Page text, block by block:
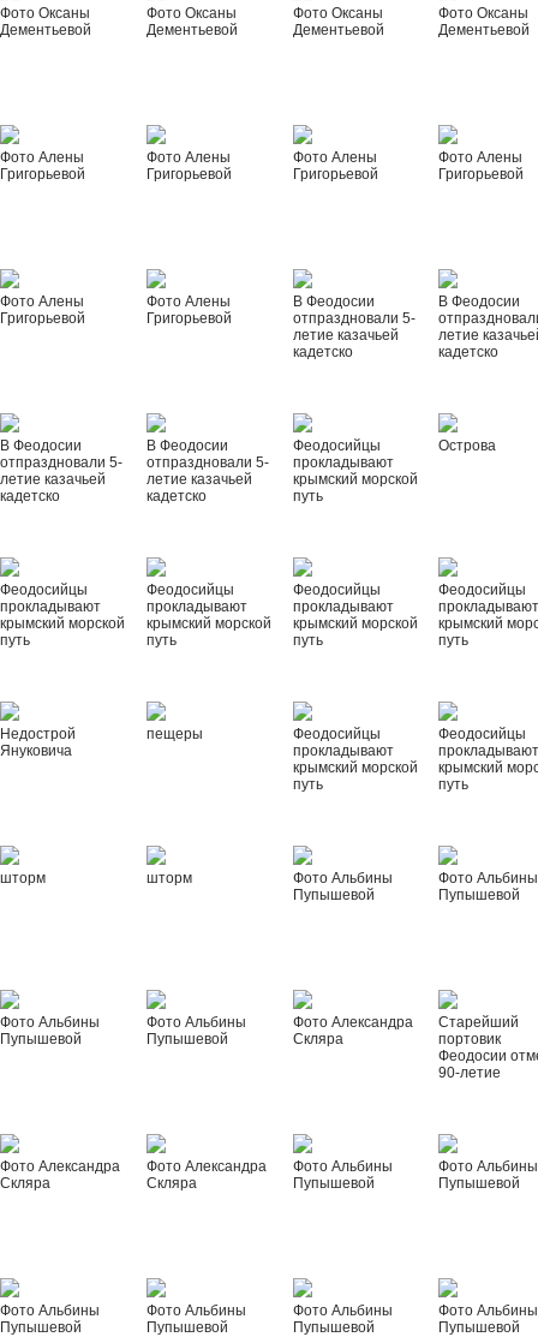
Фото Оксаны
Дементьевой
Фото Оксаны
Дементьевой
Фото Оксаны
Дементьевой
Фото Оксаны
Дементьевой
Фото Алены
Григорьевой
Фото Алены
Григорьевой
Фото Алены
Григорьевой
Фото Алены
Григорьевой
Фото Алены
Григорьевой
Фото Алены
Григорьевой
В Феодосии
отпраздновали 5-
летие казачьей
кадетско
В Феодосии
летие
кадетско
В Феодосии
отпраздновали 5-
летие казачьей
кадетско
В Феодосии
отпраздновали 5-
летие казачьей
кадетско
Феодосийцы
прокладывают
крымский морской
путь
Острова
Феодосийцы
прокладывают
крымский морской
путь
Феодосийцы
прокладывают
крымский морской
путь
Феодосийцы
прокладывают
крымский морской
путь
Феодосийцы
крымский
путь
Недострой
Януковича
пещеры
Феодосийцы
прокладывают
крымский морской
путь
Феодосийцы
крымский
путь
шторм шторм
Фото Альбины
Пупышевой
Фото Альбины
Пупышевой
Фото Альбины
Пупышевой
Фото Альбины
Пупышевой
Фото Александра
Скляра
Старейший
портовик
Феодосии
90-летие
Фото Александра
Скляра
Фото Александра
Скляра
Фото Альбины
Пупышевой
Фото Альбины
Пупышевой
Фото Альбины
Пупышевой
Фото Альбины
Пупышевой
Фото Альбины
Пупышевой
Фото Альбины
Пупышевой